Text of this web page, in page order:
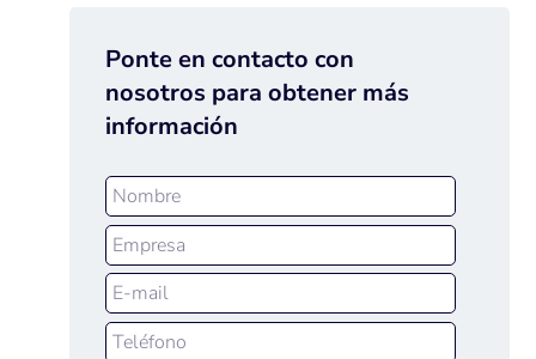
Ponte en contacto con
nosotros para obtener más
información